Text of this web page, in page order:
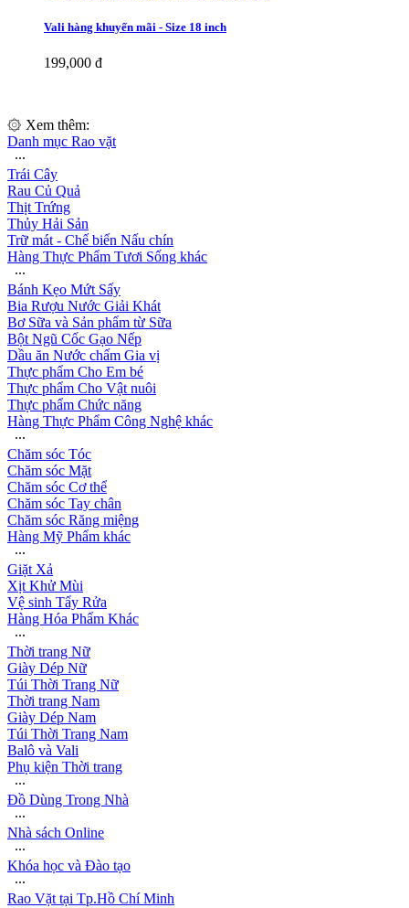
Vali hàng khuyến mãi - Size 18 inch
199,000 đ
۞ Xem thêm:
Danh mục Rao vặt
∙∙∙
Trái Cây
Rau Củ Quả
Thịt Trứng
Thủy Hải Sản
Trữ mát - Chế biến Nấu chín
Hàng Thực Phẩm Tươi Sống khác
∙∙∙
Bánh Kẹo Mứt Sấy
Bia Rượu Nước Giải Khát
Bơ Sữa và Sản phẩm từ Sữa
Bột Ngũ Cốc Gạo Nếp
Dầu ăn Nước chấm Gia vị
Thực phẩm Cho Em bé
Thực phẩm Cho Vật nuôi
Thực phẩm Chức năng
Hàng Thực Phẩm Công Nghệ khác
∙∙∙
Chăm sóc Tóc
Chăm sóc Mặt
Chăm sóc Cơ thể
Chăm sóc Tay chân
Chăm sóc Răng miệng
Hàng Mỹ Phẩm khác
∙∙∙
Giặt Xả
Xịt Khử Mùi
Vệ sinh Tẩy Rửa
Hàng Hóa Phẩm Khác
∙∙∙
Thời trang Nữ
Giày Dép Nữ
Túi Thời Trang Nữ
Thời trang Nam
Giày Dép Nam
Túi Thời Trang Nam
Balô và Vali
Phụ kiện Thời trang
∙∙∙
Đồ Dùng Trong Nhà
∙∙∙
Nhà sách Online
∙∙∙
Khóa học và Đào tạo
∙∙∙
Rao Vặt tại Tp.Hồ Chí Minh